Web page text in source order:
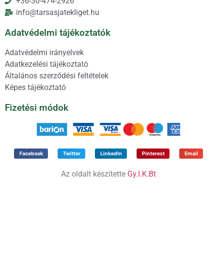
info@tarsasjatekliget.hu
Adatvédelmi tájékoztatók
Adatvédelmi irányelvek
Adatkezelési tájékoztató
Általános szerződési feltételek
Képes tájékoztató
Fizetési módok
Facebook Twitter LinkedIn Pinterest Email
Az oldalt készítette Gy.I.K.Bt